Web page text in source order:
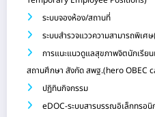
ระบบจองห้อง/สถานที่
ระบบสำรวจแววความสามารถพิเศ
การแนะแนวดูแลสุขภาพจิตนักเรีย
สถานศึกษา สังกัด สพฐ.(hero OBEC
ปฏิทินกิจกรรม
eDOC-ระบบสารบรรณอิเล็กทรอนิ